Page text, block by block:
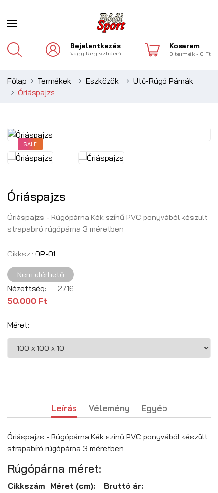
Bejelentkezés
Vagy Regisztráció
Kosaram
0 termék - 0 Ft
Főlap Termékek Eszközök
Ütő-Rúgó Párnák
Óriáspajzs
SALE
Óriáspajzs
Óriáspajzs - Rúgópárna Kék színű PVC ponyvából készült
strapabíró rúgópárna 3 méretben
Cikksz.: OP-01
Nem elérhető
Nézettség:
2716
50.000 Ft
Méret:
Leírás Vélemény Egyéb
Óriáspajzs - Rúgópárna Kék színű PVC ponyvából készült
strapabíró rúgópárna 3 méretben
Rúgópárna méret:
Cikkszám Méret (cm):
Bruttó ár: